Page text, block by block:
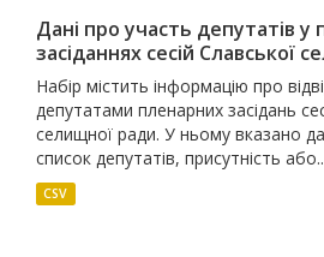
Дані про участь депутатів у
засіданнях сесій Славської
Набір містить інформацію про
депутатами пленарних засідань
селищної ради. У ньому вказано
список депутатів, присутність
CSV